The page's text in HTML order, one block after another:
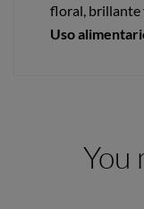
floral, brillante
Uso
You